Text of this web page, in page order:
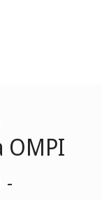
OMPI
-